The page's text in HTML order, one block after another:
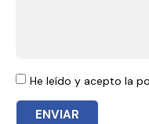
He leído y acepto la
ENVIAR